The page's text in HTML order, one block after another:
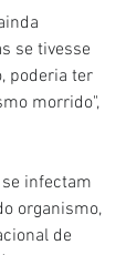
se tivesse
poderia ter
morrido",
infectam
organismo,
de